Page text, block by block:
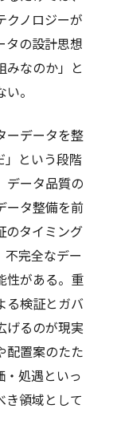
クノロジーが
タの設計思想
みなのか」と
。
ーデータを整
」という段階
データ品質の
ータ整備を前
のタイミング
完全なデー
性がある。重
る検証とガバ
げるのが現実
配置案のたた
・処遇といっ
き領域として